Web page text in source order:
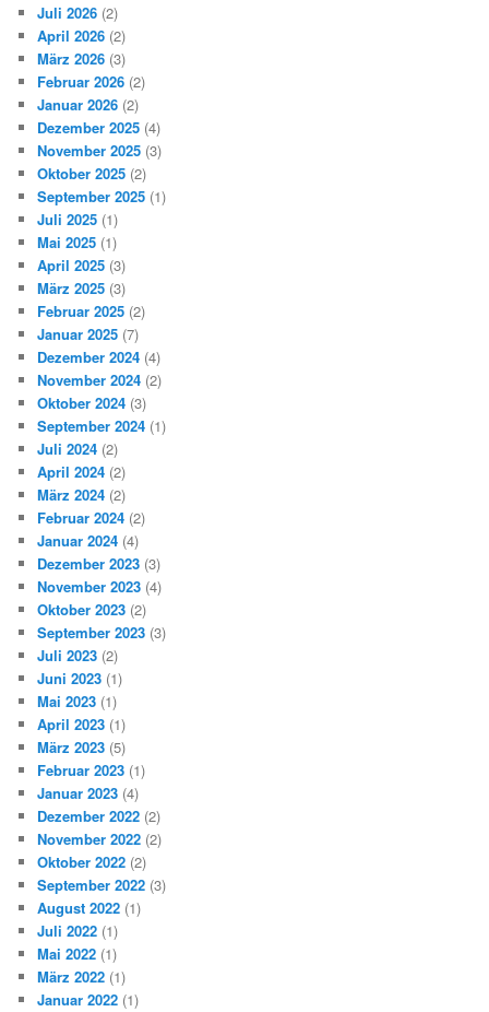
Juli 2026 (2)
April 2026 (2)
März 2026 (3)
Februar 2026 (2)
Januar 2026 (2)
Dezember 2025 (4)
November 2025 (3)
Oktober 2025 (2)
September 2025 (1)
Juli 2025 (1)
Mai 2025 (1)
April 2025 (3)
März 2025 (3)
Februar 2025 (2)
Januar 2025 (7)
Dezember 2024 (4)
November 2024 (2)
Oktober 2024 (3)
September 2024 (1)
Juli 2024 (2)
April 2024 (2)
März 2024 (2)
Februar 2024 (2)
Januar 2024 (4)
Dezember 2023 (3)
November 2023 (4)
Oktober 2023 (2)
September 2023 (3)
Juli 2023 (2)
Juni 2023 (1)
Mai 2023 (1)
April 2023 (1)
März 2023 (5)
Februar 2023 (1)
Januar 2023 (4)
Dezember 2022 (2)
November 2022 (2)
Oktober 2022 (2)
September 2022 (3)
August 2022 (1)
Juli 2022 (1)
Mai 2022 (1)
März 2022 (1)
Januar 2022 (1)